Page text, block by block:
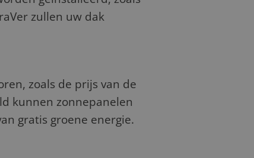
zullen uw dak
zoals de prijs van de
kunnen zonnepanelen
gratis groene energie.